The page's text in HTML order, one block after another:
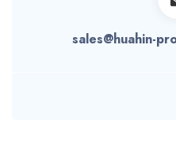
sales@huahin-